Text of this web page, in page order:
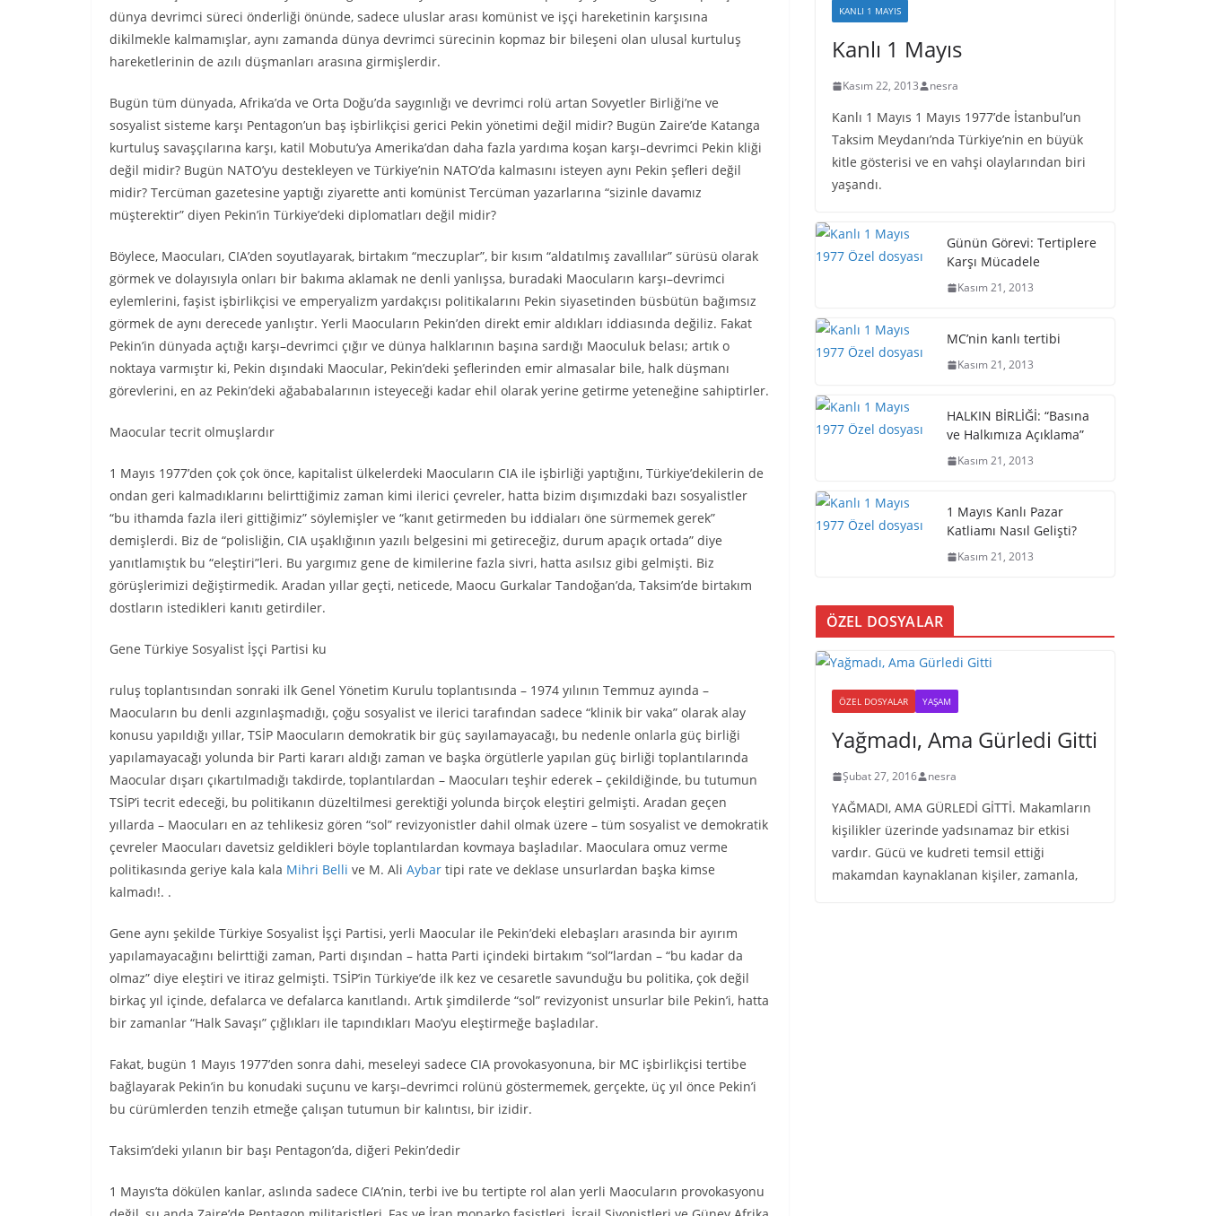
dünya devrimci süreci önderliği önünde, sadece uluslar arası komünist ve işçi hareketinin karşısına
dikilmekle kalmamışlar, aynı zamanda dünya devrimci sürecinin kopmaz bir bileşeni olan ulusal kurtuluş
hareketlerinin de azılı düşmanları arasına girmişlerdir.
Bugün tüm dünyada, Afrika’da ve Orta Doğu’da saygınlığı ve devrimci rolü artan Sovyetler Birliği’ne ve
sosyalist sisteme karşı Pentagon’un baş işbirlikçisi gerici Pekin yönetimi değil midir? Bugün Zaire’de Katanga
kurtuluş savaşçılarına karşı, katil Mobutu’ya Amerika’dan daha fazla yardıma koşan karşı–devrimci Pekin kliği
değil midir? Bugün NATO’yu destekleyen ve Türkiye’nin NATO’da kalmasını isteyen aynı Pekin şefleri değil
midir? Tercüman gazetesine yaptığı ziyarette anti komünist Tercüman yazarlarına “sizinle davamız
müşterektir” diyen Pekin’in Türkiye’deki diplomatları değil midir?
Böylece, Maocuları, CIA’den soyutlayarak, birtakım “meczuplar”, bir kısım “aldatılmış zavallılar” sürüsü olarak
görmek ve dolayısıyla onları bir bakıma aklamak ne denli yanlışsa, buradaki Maocuların karşı–devrimci
eylemlerini, faşist işbirlikçisi ve emperyalizm yardakçısı politikalarını Pekin siyasetinden büsbütün bağımsız
görmek de aynı derecede yanlıştır. Yerli Maocuların Pekin’den direkt emir aldıkları iddiasında değiliz. Fakat
Pekin’in dünyada açtığı karşı–devrimci çığır ve dünya halklarının başına sardığı Maoculuk belası; artık o
noktaya varmıştır ki, Pekin dışındaki Maocular, Pekin’deki şeflerinden emir almasalar bile, halk düşmanı
görevlerini, en az Pekin’deki ağababalarının isteyeceği kadar ehil olarak yerine getirme yeteneğine sahiptirler.
Maocular tecrit olmuşlardır
1 Mayıs 1977’den çok çok önce, kapitalist ülkelerdeki Maocuların CIA ile işbirliği yaptığını, Türkiye’dekilerin de
ondan geri kalmadıklarını belirttiğimiz zaman kimi ilerici çevreler, hatta bizim dışımızdaki bazı sosyalistler
“bu ithamda fazla ileri gittiğimiz” söylemişler ve “kanıt getirmeden bu iddiaları öne sürmemek gerek”
demişlerdi. Biz de “polisliğin, CIA uşaklığının yazılı belgesini mi getireceğiz, durum apaçık ortada” diye
yanıtlamıştık bu “eleştiri”leri. Bu yargımız gene de kimilerine fazla sivri, hatta asılsız gibi gelmişti. Biz
görüşlerimizi değiştirmedik. Aradan yıllar geçti, neticede, Maocu Gurkalar Tandoğan’da, Taksim’de birtakım
dostların istedikleri kanıtı getirdiler.
Gene Türkiye Sosyalist İşçi Partisi ku
ruluş toplantısından sonraki ilk Genel Yönetim Kurulu toplantısında – 1974 yılının Temmuz ayında –
Maocuların bu denli azgınlaşmadığı, çoğu sosyalist ve ilerici tarafından sadece “klinik bir vaka” olarak alay
konusu yapıldığı yıllar, TSİP Maocuların demokratik bir güç sayılamayacağı, bu nedenle onlarla güç birliği
yapılamayacağı yolunda bir Parti kararı aldığı zaman ve başka örgütlerle yapılan güç birliği toplantılarında
Maocular dışarı çıkartılmadığı takdirde, toplantılardan – Maocuları teşhir ederek – çekildiğinde, bu tutumun
TSİP’i tecrit edeceği, bu politikanın düzeltilmesi gerektiği yolunda birçok eleştiri gelmişti. Aradan geçen
yıllarda – Maocuları en az tehlikesiz gören “sol” revizyonistler dahil olmak üzere – tüm sosyalist ve demokratik
çevreler Maocuları davetsiz geldikleri böyle toplantılardan kovmaya başladılar. Maoculara omuz verme
politikasında geriye kala kala Mihri Belli ve M. Ali Aybar tipi rate ve deklase unsurlardan başka kimse
kalmadı!. .
Gene aynı şekilde Türkiye Sosyalist İşçi Partisi, yerli Maocular ile Pekin’deki elebaşları arasında bir ayırım
yapılamayacağını belirttiği zaman, Parti dışından – hatta Parti içindeki birtakım “sol”lardan – “bu kadar da
olmaz” diye eleştiri ve itiraz gelmişti. TSİP’in Türkiye’de ilk kez ve cesaretle savunduğu bu politika, çok değil
birkaç yıl içinde, defalarca ve defalarca kanıtlandı. Artık şimdilerde “sol” revizyonist unsurlar bile Pekin’i, hatta
bir zamanlar “Halk Savaşı” çığlıkları ile tapındıkları Mao’yu eleştirmeğe başladılar.
Fakat, bugün 1 Mayıs 1977’den sonra dahi, meseleyi sadece CIA provokasyonuna, bir MC işbirlikçisi tertibe
bağlayarak Pekin’in bu konudaki suçunu ve karşı–devrimci rolünü göstermemek, gerçekte, üç yıl önce Pekin’i
bu cürümlerden tenzih etmeğe çalışan tutumun bir kalıntısı, bir izidir.
Taksim’deki yılanın bir başı Pentagon’da, diğeri Pekin’dedir
1 Mayıs’ta dökülen kanlar, aslında sadece CIA’nin, terbi ive bu tertipte rol alan yerli Maocuların provokasyonu
KANLI 1 MAYIS
Kanlı 1 Mayıs
Kasım 22, 2013 nesra
Kanlı 1 Mayıs 1 Mayıs 1977’de İstanbul’un
Taksim Meydanı’nda Türkiye’nin en büyük
kitle gösterisi ve en vahşi olaylarından biri
yaşandı.
Günün Görevi: Tertiplere
Karşı Mücadele
Kasım 21, 2013
MC’nin kanlı tertibi
Kasım 21, 2013
HALKIN BİRLİĞİ: “Basına
ve Halkımıza Açıklama”
Kasım 21, 2013
1 Mayıs Kanlı Pazar
Katliamı Nasıl Gelişti?
Kasım 21, 2013
ÖZEL DOSYALAR
ÖZEL DOSYALAR YAŞAM
Yağmadı, Ama Gürledi Gitti
Şubat 27, 2016 nesra
YAĞMADI, AMA GÜRLEDİ GİTTİ. Makamların
kişilikler üzerinde yadsınamaz bir etkisi
vardır. Gücü ve kudreti temsil ettiği
makamdan kaynaklanan kişiler, zamanla,